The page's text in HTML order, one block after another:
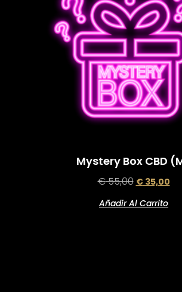
Mystery Box CBD
€55,00 €35,00
Añadir Al Carrito